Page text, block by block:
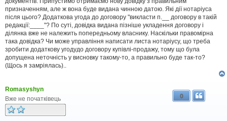
н
н
призначенням, але ж вона буде видана чинною датою. Які дії нотаріуса
після цього? Додаткова угода до договору "викласти п.__ договору в такій
редакції:____"? По суті, довідка видана пізніше укладення договору і
ділянка вже не належить попередньому власнику. Наскільки правомірна
така довідка? Чи може управління написати листа нотаріусу, що треба
зробити додаткову угодудо договору купівлі-продажу, тому що була
допущена неточність у висновку такому-то, а правильно буде так-то?
(Щось я замріялась)..
Romasyshyn
Вже не початківець
0